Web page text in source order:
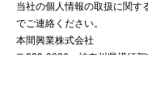
当社の個人情報の取扱に関す
でご連絡ください。
本間興業株式会社
〒239-0836 神奈川県横須賀